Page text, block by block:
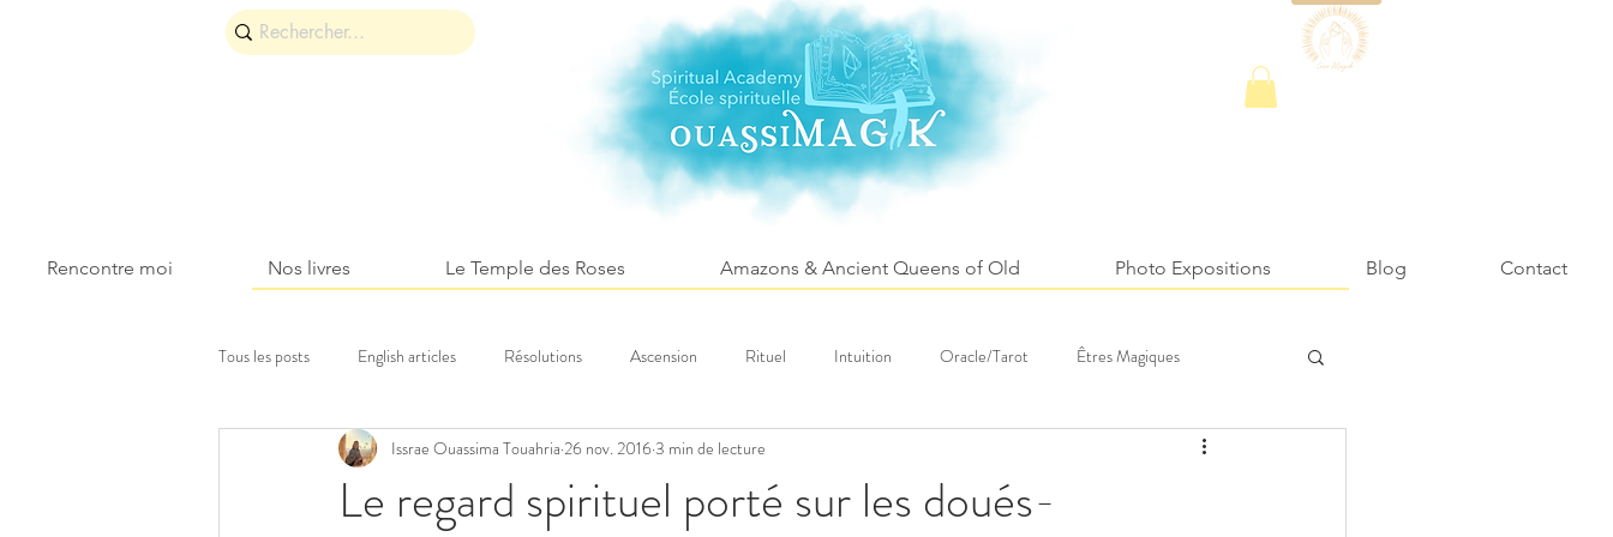
Rencontre moi Nos livres Le Temple des Roses Amazons & Ancient Queens of Old Photo Expositions Blog Contact
Tous les posts English articles Résolutions Ascension Rituel Intuition Oracle/Tarot Êtres Magiques
Découvertes et voyages Roses & Fleurs Santé Tourism spirituel
Le regard spirituel porté sur les doués-
Issrae Ouassima Touahria 26 nov. 2016 3 min de lecture